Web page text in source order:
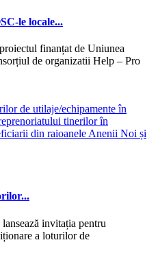
le locale...
finanțat de Uniunea
de organizatii Help – Pro
invitația pentru
a loturilor de